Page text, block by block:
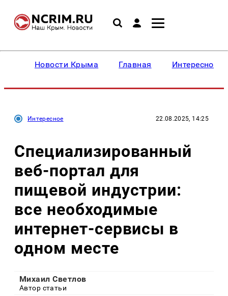
Новости Крыма Главная Интересное
Интересное 22.08.2025, 14:25
Специализированный
веб-портал для
пищевой индустрии:
все необходимые
интернет-сервисы в
одном месте
Михаил Светлов
Автор статьи